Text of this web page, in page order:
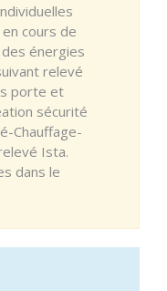
cours de
énergies
relevé
porte et
sécurité
Chauffage-
Ista.
dans le